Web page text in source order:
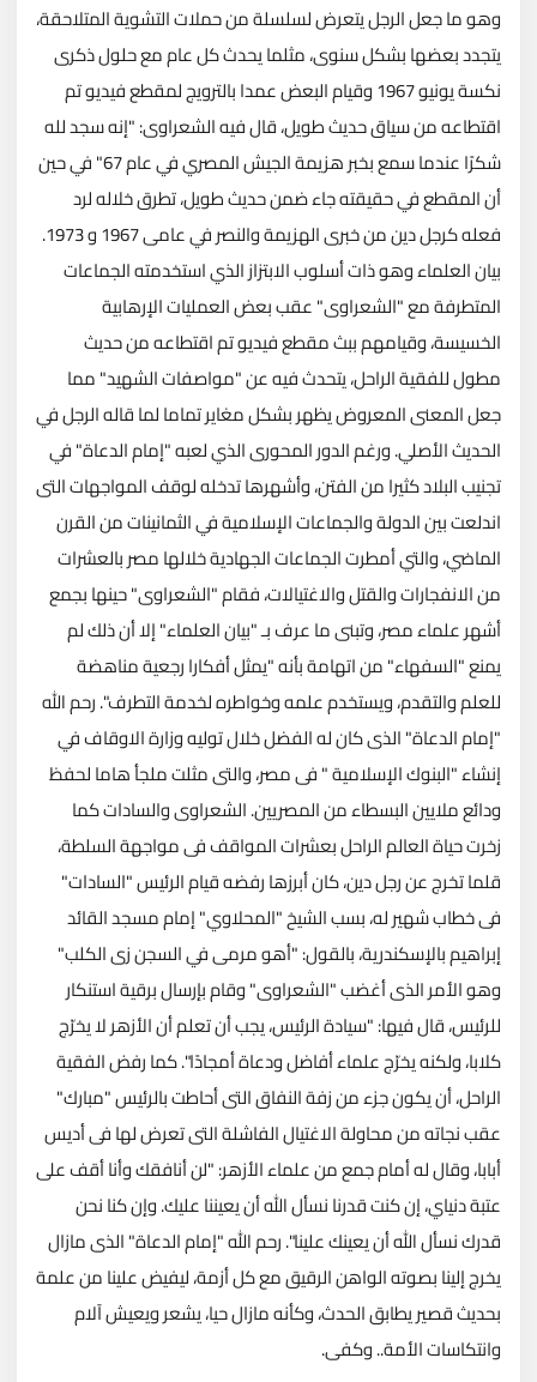
وهو ما جعل الرجل يتعرض لسلسلة من حملات التشوية المتلاحقة،
يتجدد بعضها بشكل سنوى، مثلما يحدث كل عام مع حلول ذكرى
نكسة يونيو 1967 وقيام البعض عمدا بالترويج لمقطع فيديو تم
اقتطاعه من سياق حديث طويل، قال فيه الشعراوى: "إنه سجد لله
شكرًا عندما سمع بخبر هزيمة الجيش المصري في عام 67" في حين
أن المقطع في حقيقته جاء ضمن حديث طويل، تطرق خلاله لرد
فعله كرجل دين من خبرى الهزيمة والنصر في عامى 1967 و 1973.
بيان العلماء وهو ذات أسلوب الابتزاز الذي استخدمته الجماعات
المتطرفة مع "الشعراوى" عقب بعض العمليات الإرهابية
الخسيسة، وقيامهم ببث مقطع فيديو تم اقتطاعه من حديث
مطول للفقية الراحل، يتحدث فيه عن "مواصفات الشهيد" مما
جعل المعنى المعروض يظهر بشكل مغاير تماما لما قاله الرجل في
الحديث الأصلي. ورغم الدور المحورى الذي لعبه "إمام الدعاة" في
تجنيب البلاد كثيرا من الفتن، وأشهرها تدخله لوقف المواجهات التى
اندلعت بين الدولة والجماعات الإسلامية في الثمانينات من القرن
الماضي، والتي أمطرت الجماعات الجهادية خلالها مصر بالعشرات
من الانفجارات والقتل والاغتيالات، فقام "الشعراوى" حينها بجمع
أشهر علماء مصر، وتبنى ما عرف بـ "بيان العلماء" إلا أن ذلك لم
يمنع "السفهاء" من اتهامة بأنه "يمثل أفكارا رجعية مناهضة
للعلم والتقدم، ويستخدم علمه وخواطره لخدمة التطرف". رحم الله
"إمام الدعاة" الذى كان له الفضل خلال توليه وزارة الاوقاف في
إنشاء "البنوك الإسلامية " فى مصر، والتى مثلت ملجأ هاما لحفظ
ودائع ملايين البسطاء من المصريين. الشعراوى والسادات كما
زخرت حياة العالم الراحل بعشرات المواقف فى مواجهة السلطة،
قلما تخرج عن رجل دين، كان أبرزها رفضه قيام الرئيس "السادات"
فى خطاب شهير له، بسب الشيخ "المحلاوي" إمام مسجد القائد
إبراهيم بالإسكندرية، بالقول: "أهو مرمى في السجن زى الكلب"
وهو الأمر الذى أغضب "الشعراوى" وقام بإرسال برقية استنكار
للرئيس، قال فيها: "سيادة الرئيس، يجب أن تعلم أن الأزهر لا يخرّج
كلابا، ولكنه يخرّج علماء أفاضل ودعاة أمجادًا". كما رفض الفقية
الراحل، أن يكون جزء من زفة النفاق التى أحاطت بالرئيس "مبارك"
عقب نجاته من محاولة الاغتيال الفاشلة التى تعرض لها فى أديس
أبابا، وقال له أمام جمع من علماء الأزهر: "لن أنافقك وأنا أقف على
عتبة دنياي، إن كنت قدرنا نسأل الله أن يعيننا عليك. وإن كنا نحن
قدرك نسأل الله أن يعينك علينا". رحم الله "إمام الدعاة" الذى مازال
يخرج إلينا بصوته الواهن الرقيق مع كل أزمة، ليفيض علينا من علمة
بحديث قصير يطابق الحدث، وكأنه مازال حيا، يشعر ويعيش آلام
وانتكاسات الأمة.. وكفى.